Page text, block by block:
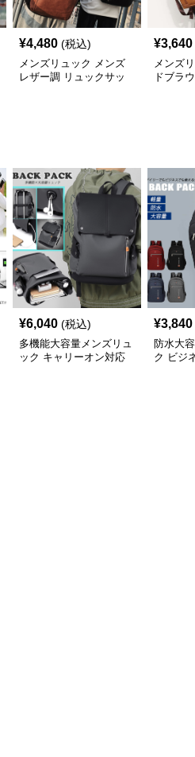
¥4,480 (税込)
メンズリュック メンズ
レザー調 リュックサッ
¥3,640
メンズ
ドブラ
¥6,040 (税込)
多機能大容量メンズリュ
ック キャリーオン対応
¥3,840
防水大
ク ビジ